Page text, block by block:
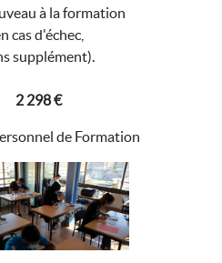
à la formation
cas d'échec,
supplément).
2 298 €
de Formation